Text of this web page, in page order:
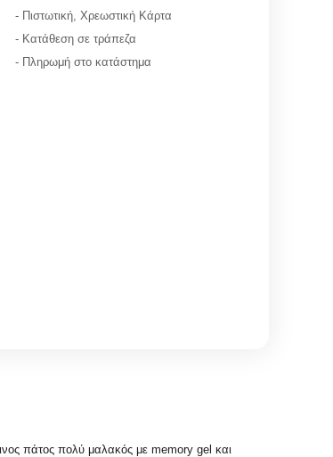
- Πιστωτική, Χρεωστική Κάρτα
- Κατάθεση σε τράπεζα
- Πληρωμή στο κατάστημα
πάτος πολύ μαλακός με memory gel και